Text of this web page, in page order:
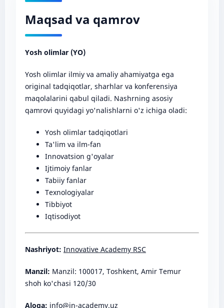
Maqsad va qamrov
Yosh olimlar (YO)
Yosh olimlar ilmiy va amaliy ahamiyatga ega
original tadqiqotlar, sharhlar va konferensiya
maqolalarini qabul qiladi. Nashrning asosiy
qamrovi quyidagi yo'nalishlarni o'z ichiga oladi:
Yosh olimlar tadqiqotlari
Ta'lim va ilm-fan
Innovatsion g'oyalar
Ijtimoiy fanlar
Tabiiy fanlar
Texnologiyalar
Tibbiyot
Iqtisodiyot
Nashriyot: Innovative Academy RSC
Manzil: Manzil: 100017, Toshkent, Amir Temur
shoh ko'chasi 120/30
Aloqa: info@in-academy.uz